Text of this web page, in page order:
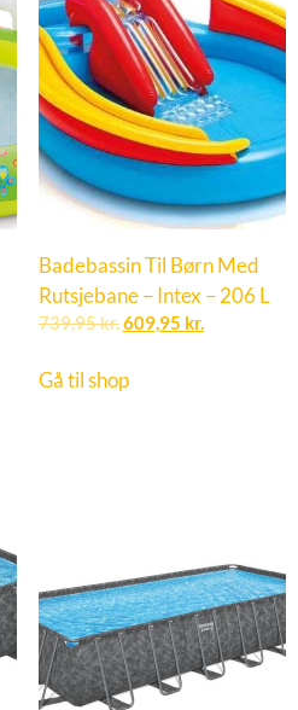
Badebassin Til Børn Med
Rutsjebane – Intex – 206 L
739,95kr. 609,95 kr.
Gå til shop